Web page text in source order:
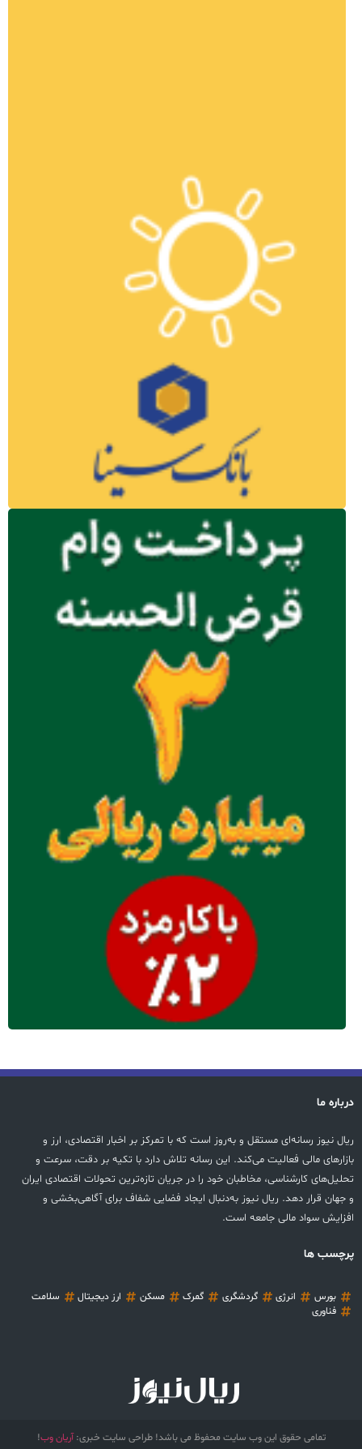
درباره ما
ریال نیوز رسانه‌ای مستقل و به‌روز است که با تمرکز بر اخبار اقتصادی، ارز و
بازارهای مالی فعالیت می‌کند. این رسانه تلاش دارد با تکیه بر دقت، سرعت و
تحلیل‌های کارشناسی، مخاطبان خود را در جریان تازه‌ترین تحولات اقتصادی ایران
و جهان قرار دهد. ریال نیوز به‌دنبال ایجاد فضایی شفاف برای آگاهی‌بخشی و
افزایش سواد مالی جامعه است.
پرچسب ها
بورس انرژی گردشگری گمرک مسکن ارز دیجیتال
سلامت
فناوری
تمامی حقوق این وب سایت محفوظ می باشد! طراحی سایت خبری:آریان وب!